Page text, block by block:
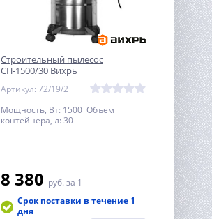
Строительный пылесос
СП-1500/30 Вихрь
Артикул: 72/19/2
Мощность, Вт: 1500 Объем
контейнера, л: 30
8 380 руб. за 1
Срок поставки в течение 1
дня